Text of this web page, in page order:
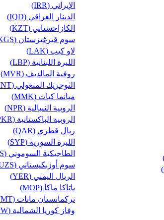
الإيراني (IRR)
الدينار العراقي (IQD)
الكازاخستاني (KZT)
سوم قيرغيزستان (KGS)
لاو كيب (LAK)
الليرة اللبنانية (LBP)
روفية المالديف (MVR)
التوجريك المنغولي (MNT)
ميانما كيات (MMK)
الروبية النيبالية (NPR)
الروبية الباكستانية (PKR)
ريال قطري (QAR)
الليرة السورية (SYP)
الطاجيكية السوموني (TJS)
سوم أوزبكيستاني (UZS)
الريال اليمني (YER)
باتاكا ماكا (MOP)
تركمانستان مانات (TMT)
وفاز كوريا الشمالية (KPW)